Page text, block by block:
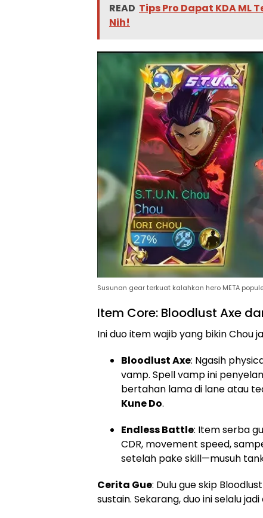
READ Tips Pro Dapat KDA ML
Nih!
Susunan gear terkuat kalahkan hero META
Item Core: Bloodlust Axe
Ini duo item wajib yang bikin Chou
Bloodlust Axe: Ngasih
vamp. Spell vamp ini
bertahan lama di lane atau
Kune Do.
Endless Battle: Item serba
CDR, movement speed,
setelah pake skill—musuh
Cerita Gue: Dulu gue skip
sustain. Sekarang, duo ini selalu